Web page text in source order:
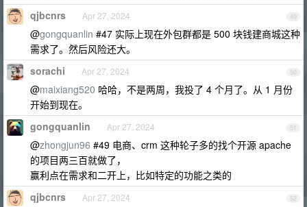
49
qjbcnrs Apr 27, 2024
@gongquanlin #47 实际上现在外包群都是 500 块钱建商城这种
需求了。然后风险还大。
50
sorachi Apr 27, 2024
@maixiang520 哈哈，不是两周，我投了 4 个月了。从 1 月份
开始到现在。
51
gongquanlin Apr 27, 2024
@zhongjun96 #49 电商、crm 这种轮子多的找个开源 apache
的项目两三百就做了，
赢利点在需求和二开上，比如特定的功能之类的
52
qjbcnrs Apr 27, 2024